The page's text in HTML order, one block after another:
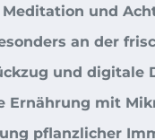
Meditation und
an der
und digitale
Ernährung mit
pflanzlicher